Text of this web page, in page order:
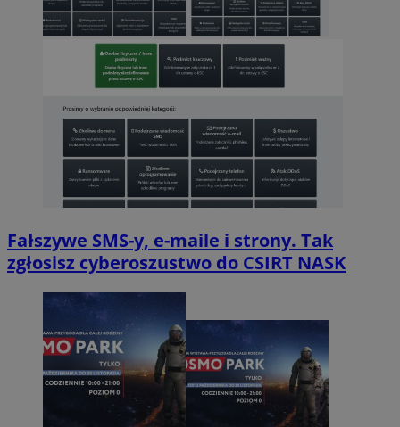
Fałszywe SMS-y, e-maile i strony. Tak
zgłosisz cyberoszustwo do CSIRT NASK